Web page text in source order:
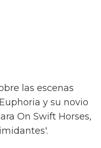
las escenas
y su novio
On Swift Horses,